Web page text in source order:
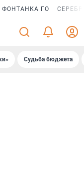
ФОНТАНКА ГО
Судьба бюджета